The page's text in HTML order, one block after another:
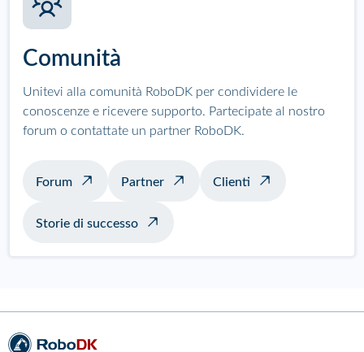
Comunità
Unitevi alla comunità RoboDK per condividere le
conoscenze e ricevere supporto. Partecipate al nostro
forum o contattate un partner RoboDK.
Forum Partner Clienti
Storie di successo